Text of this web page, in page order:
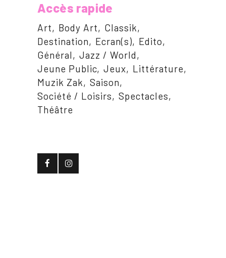
Accès rapide
Art Body Art
Classik
Destination
Ecran(s)
Edito
Général
Jazz / World
Jeune Public Jeux
Littérature
Muzik Zak
Saison
Société / Loisirs
Spectacles
Théâtre